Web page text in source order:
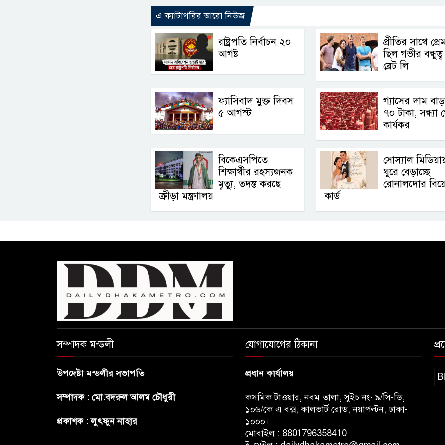
এ ক্যাটাগরির আরো নিউজ
রাষ্ট্রপতি নির্বাচন ২০
আগষ্ট
প্রীতির সাথে
ছিল গভীর বন্ধুত্ব
ব্রেট লি
ফ্যাসিবাদ মুক্ত দিবস
৫ আগস্ট
গ্যাসের দাম
৭০ টাকা, সন্ধ্যা
কার্যকর
বিকেএসপিতে
শিক্ষার্থীর রহস্যজনক
মৃত্যু, তদন্ত করছে
ক্রীড়া মন্ত্রণালয়
সোস্যাল
ঘুরে বেড়াচ্ছে
রোনালদোর
কার্ড
সম্পাদক মন্ডলী
উপদেষ্টা মন্ডলীর সভাপতি
সম্পাদক : মো.বদরুল আলম চৌধুরী
প্রকাশক : লুৎফুন নাহার
যোগাযোগের ঠিকানা
প্রধান কার্যালয়
কসমিক টাওয়ার, নবম তালা, সুইচ নং- ৯/সি-ডি,
১০৬/কে এ বক্স, কালভার্ট রোড, নয়াপল্টন, ঢাকা-
১০০০।
মোবাইল : 8801796358410